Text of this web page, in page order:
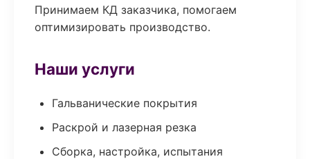
Принимаем КД заказчика, помогаем
оптимизировать производство.
Наши услуги
Гальванические покрытия
Раскрой и лазерная резка
Сборка, настройка, испытания